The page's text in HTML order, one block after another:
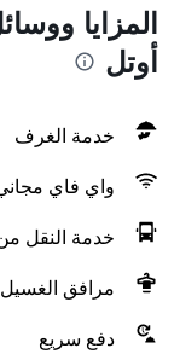
المزايا
أوتل
خدمة الغرف
واي فاي
خدمة النقل
مرافق الغسيل
دفع سريع